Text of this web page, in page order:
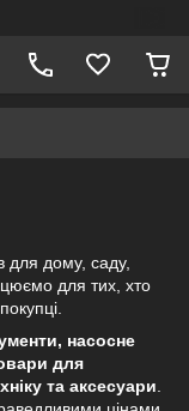
для дому, саду,
для тих, хто
насосне
для
та аксесуари